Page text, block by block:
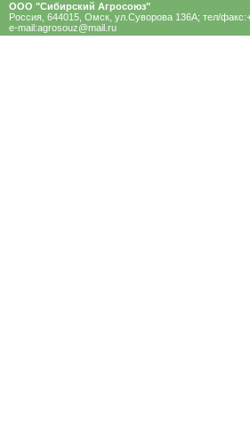
ООО "Сибирский Агроcоюз"
Россия, 644015, Омск, ул.Суворова 136A; тел/
e-mail:agrosouz@mail.ru